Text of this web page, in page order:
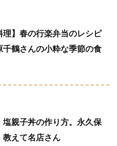
理】春の行楽弁当のレシピ
千鶴さんの小粋な季節の食
塩親子丼の作り方。永久保
教えて名店さん